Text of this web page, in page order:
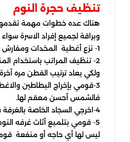
تنظيف حجرة النوم
هناك عده خطوات مهمة
وبراقة لجميع إفراد الاسرة
1- نزع أغطية المخدات ومفارش الآسرة وغسلها.
2- تنظيف المراتب باستخدام المنفضة الخاص بها أو باستخدام عصا غليظة وهذا لكي تخرجي اي أتربه
ولكي يعاد ترتيب القطن مره
3-قومي بإخراج البطاطين والاغطيه والمخدات إلى الشمس لتتخلصى من حشرات غير المرئية على الاغطيه
فالشمس أحسن معقم لها.
4-اخرجي السجاد الخاصة بالغرفة في الشمس مع تنفيضه جيداً من الاتربة أو أوساخ عالقة به.
5- قومي بتلميع أثاث غرفه النوم مثل التسريحة ورتبي إدراجها واخرجي اى زجاجات فارغة منها أو أكياس
ليس لها أي حاجه أو منفعة